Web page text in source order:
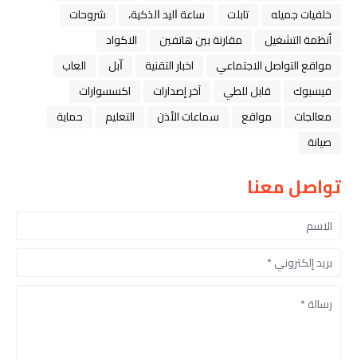
خلفيات جميله
تابلت ﺳﺎﻋﺔ ﺍﻟﻴﺪ ﺍﻟﺬﻛﻴﺔ،
شروحات
أنظمة التشغيل
مقارنة بين هاتفين
الاكواد
مواقع التواصل الاجتماعي
اخبار التقنية ﺁﺑﻞ
العاب
فيسبوك
قابل للطي آخر إصدارات
اكسسوارات
معالجات
مواقع سماعات الأذن التعليم
حماية
صيانة
تواصل معنا